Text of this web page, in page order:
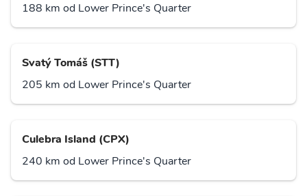
188 km od Lower Prince's Quarter
Svatý Tomáš (STT)
205 km od Lower Prince's Quarter
Culebra Island (CPX)
240 km od Lower Prince's Quarter